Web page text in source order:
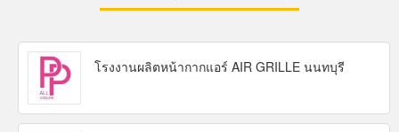
โรงงานผลิตหน้ากากแอร์ AIR GRILLE นนทบุรี